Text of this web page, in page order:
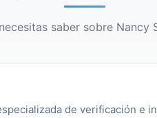
saber sobre Nancy
de verificación e